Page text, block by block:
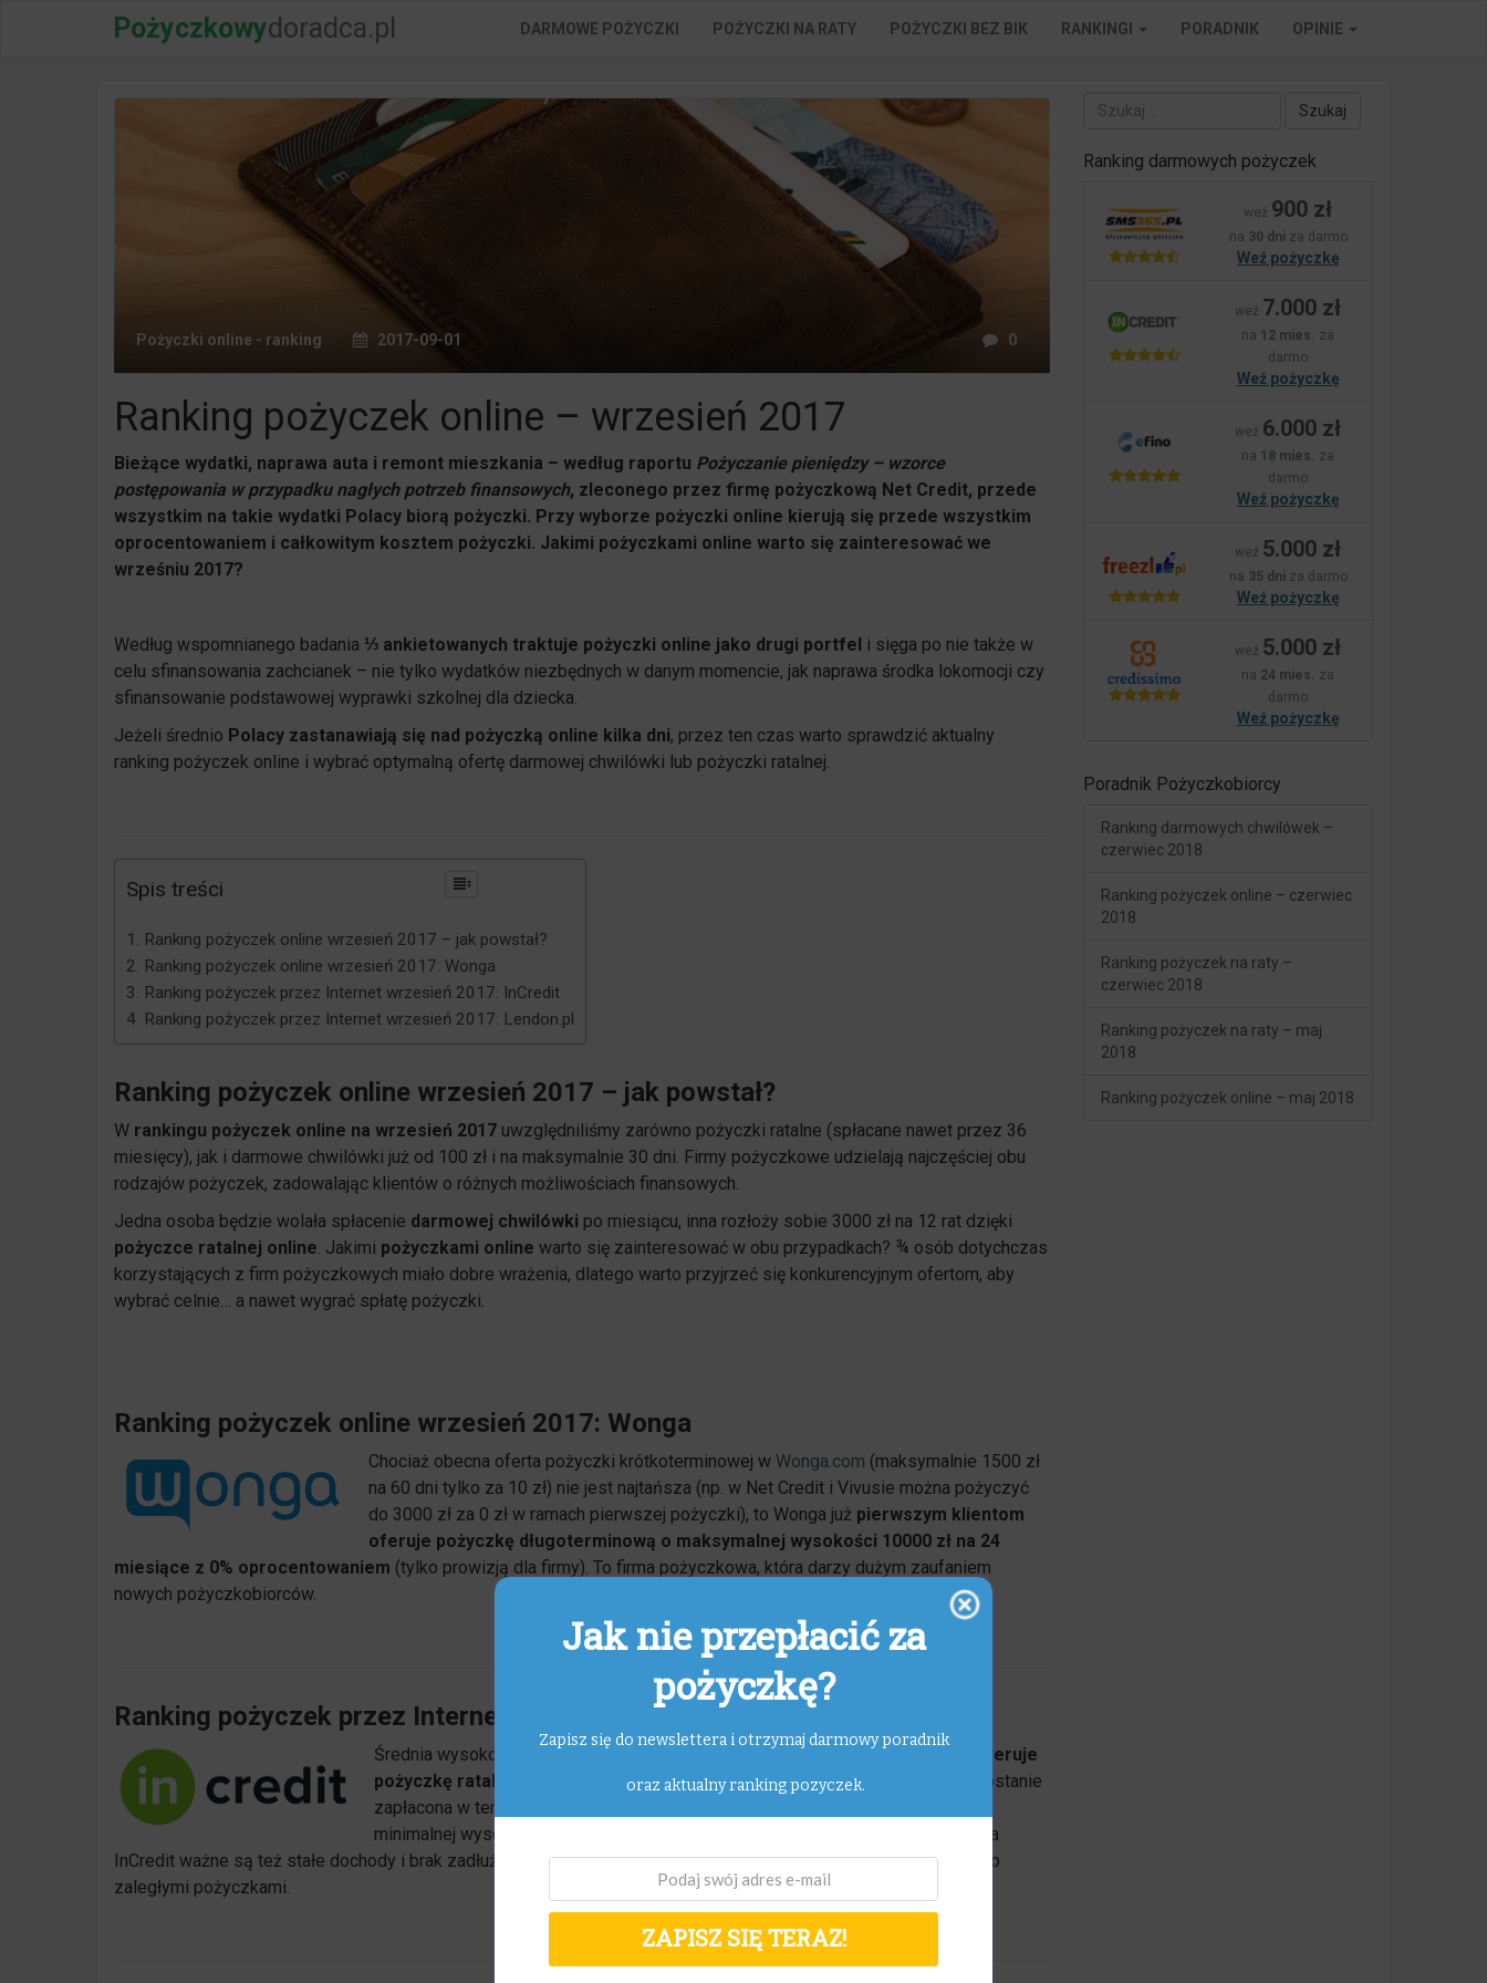
Pożyczkowydoradca.pl DARMOWE POŻYCZKI POŻYCZKI NA RATY POŻYCZKI BEZ BIK RANKINGI PORADNIK OPINIE
Pożyczki online - ranking 2017-09-01 0
Ranking pożyczek online – wrzesień 2017
Bieżące wydatki, naprawa auta i remont mieszkania – według raportu Pożyczanie pieniędzy – wzorce
postępowania w przypadku nagłych potrzeb finansowych, zleconego przez firmę pożyczkową Net Credit, przede
wszystkim na takie wydatki Polacy biorą pożyczki. Przy wyborze pożyczki online kierują się przede wszystkim
oprocentowaniem i całkowitym kosztem pożyczki. Jakimi pożyczkami online warto się zainteresować we
wrześniu 2017?
Według wspomnianego badania ⅓ ankietowanych traktuje pożyczki online jako drugi portfel i sięga po nie także w
celu sfinansowania zachcianek – nie tylko wydatków niezbędnych w danym momencie, jak naprawa środka lokomocji czy
sfinansowanie podstawowej wyprawki szkolnej dla dziecka.
Jeżeli średnio Polacy zastanawiają się nad pożyczką online kilka dni, przez ten czas warto sprawdzić aktualny
ranking pożyczek online i wybrać optymalną ofertę darmowej chwilówki lub pożyczki ratalnej.
Spis treści
Ranking pożyczek online wrzesień 2017 – jak powstał?
Ranking pożyczek online wrzesień 2017: Wonga
Ranking pożyczek przez Internet wrzesień 2017: InCredit
Ranking pożyczek przez Internet wrzesień 2017: Lendon.pl
Ranking pożyczek online wrzesień 2017 – jak powstał?
W rankingu pożyczek online na wrzesień 2017 uwzględniliśmy zarówno pożyczki ratalne (spłacane nawet przez 36
miesięcy), jak i darmowe chwilówki już od 100 zł i na maksymalnie 30 dni. Firmy pożyczkowe udzielają najczęściej obu
rodzajów pożyczek, zadowalając klientów o różnych możliwościach finansowych.
Jedna osoba będzie wolała spłacenie darmowej chwilówki po miesiącu, inna rozłoży sobie 3000 zł na 12 rat dzięki
pożyczce ratalnej online. Jakimi pożyczkami online warto się zainteresować w obu przypadkach? ¾ osób dotychczas
korzystających z firm pożyczkowych miało dobre wrażenia, dlatego warto przyjrzeć się konkurencyjnym ofertom, aby
wybrać celnie… a nawet wygrać spłatę pożyczki.
Ranking pożyczek online wrzesień 2017: Wonga
Chociaż obecna oferta pożyczki krótkoterminowej w Wonga.com (maksymalnie 1500 zł
na 60 dni tylko za 10 zł) nie jest najtańsza (np. w Net Credit i Vivusie można pożyczyć
do 3000 zł za 0 zł w ramach pierwszej pożyczki), to Wonga już pierwszym klientom
oferuje pożyczkę długoterminową o maksymalnej wysokości 10000 zł na 24
miesiące z 0% oprocentowaniem (tylko prowizją dla firmy). To firma pożyczkowa, która darzy dużym zaufaniem
nowych pożyczkobiorców.
Ranking pożyczek przez Internet wrzesień 2017: InCredit
Średnia wysokość pożyczki w
InCredit nowym klientom oferuje
pożyczkę ratalną do 7000 zł na minimum 3 miesiące.Jeżeli pierwsza rata zostanie
zapłacona w terminie, będzie zupełnie darmowa. InCredit udziela pożyczek o
minimalnej wysokości 800 zł na 3 miesiące osobom w wieku od 21 do 70 lat. Dla
InCredit ważne są też stałe dochody i brak zadłużeń związanych zwłaszcza z innymi nieterminowo spłacanymi lub
zaległymi pożyczkami.
Szukaj:
Ranking darmowych pożyczek
weź 900 zł
na 30 dniza darmo
Weź pożyczkę
weź 7.000 zł
na 12 mies. za
darmo
Weź pożyczkę
weź 6.000 zł
na 18 mies. za
darmo
Weź pożyczkę
weź 5.000 zł
na 35 dniza darmo
Weź pożyczkę
weź 5.000 zł
na 24 mies. za
darmo
Weź pożyczkę
Poradnik Pożyczkobiorcy
Ranking darmowych chwilówek –
czerwiec 2018
Ranking pożyczek online – czerwiec
2018
Ranking pożyczek na raty –
czerwiec 2018
Ranking pożyczek na raty – maj
2018
Ranking pożyczek online – maj 2018
Jak nie przepłacić za
pożyczkę?
Zapisz się do newslettera i otrzymaj darmowy poradnik
oraz aktualny ranking pozyczek.
ZAPISZ SIĘ TERAZ!